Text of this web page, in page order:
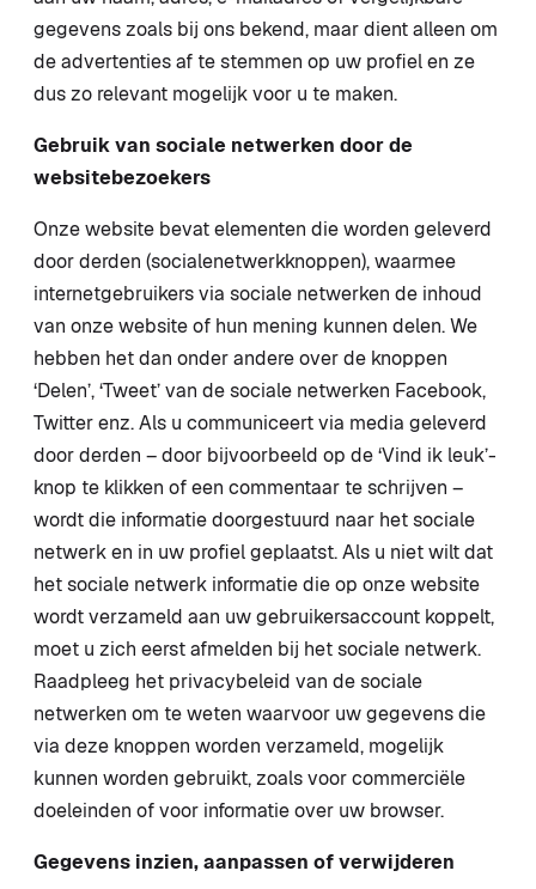
gegevens zoals bij ons bekend, maar dient alleen om
de advertenties af te stemmen op uw profiel en ze
dus zo relevant mogelijk voor u te maken.
Gebruik van sociale netwerken door de
websitebezoekers
Onze website bevat elementen die worden geleverd
door derden (socialenetwerkknoppen), waarmee
internetgebruikers via sociale netwerken de inhoud
van onze website of hun mening kunnen delen. We
hebben het dan onder andere over de knoppen
‘Delen’, ‘Tweet’ van de sociale netwerken Facebook,
Twitter enz. Als u communiceert via media geleverd
door derden – door bijvoorbeeld op de ‘Vind ik leuk’-
knop te klikken of een commentaar te schrijven –
wordt die informatie doorgestuurd naar het sociale
netwerk en in uw profiel geplaatst. Als u niet wilt dat
het sociale netwerk informatie die op onze website
wordt verzameld aan uw gebruikersaccount koppelt,
moet u zich eerst afmelden bij het sociale netwerk.
Raadpleeg het privacybeleid van de sociale
netwerken om te weten waarvoor uw gegevens die
via deze knoppen worden verzameld, mogelijk
kunnen worden gebruikt, zoals voor commerciële
doeleinden of voor informatie over uw browser.
Gegevens inzien, aanpassen of verwijderen